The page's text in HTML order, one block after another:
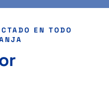
EN TODO